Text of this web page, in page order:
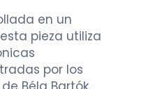
en un
pieza utiliza
por los